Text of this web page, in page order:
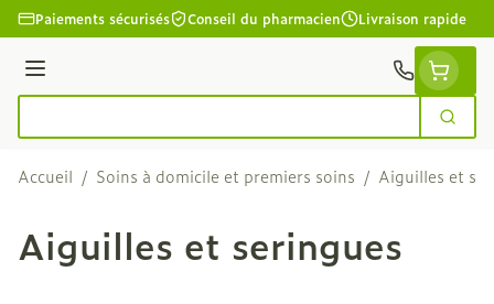
Aller au contenu
Paiements sécurisés Conseil du pharmacien Livraison rapide
Menu
Accueil / Soins à domicile et premiers soins / Aiguilles et
Aiguilles et seringues